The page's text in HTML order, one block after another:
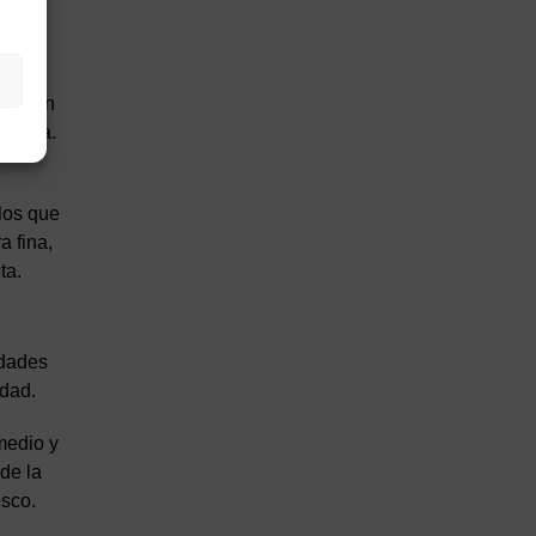
Es un
que
fina,
y
la